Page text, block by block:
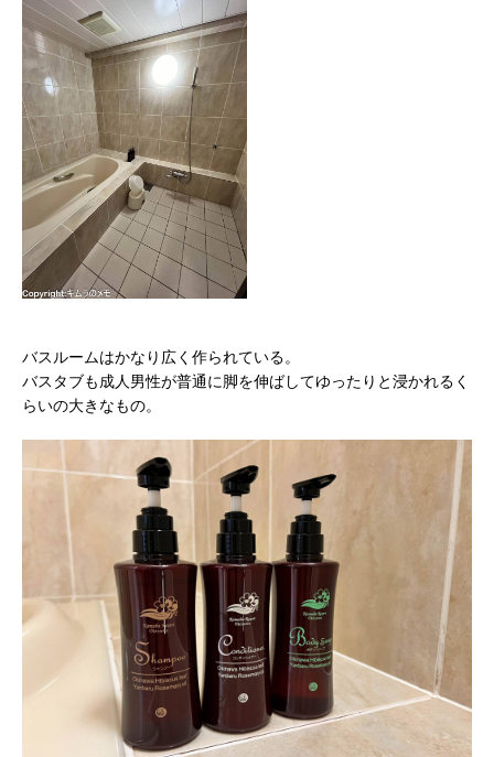
バスルームはかなり広く作られている。
バスタブも成人男性が普通に脚を伸ばしてゆったりと浸かれるく
らいの大きなもの。